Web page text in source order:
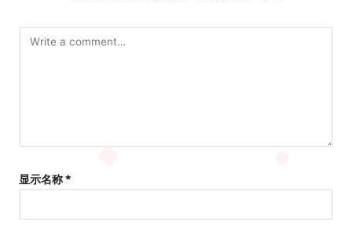
显示名称*